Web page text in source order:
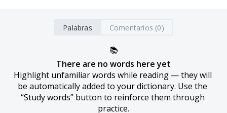
Palabras Comentarios (0)
📚
There are no words here yet
Highlight unfamiliar words while reading — they will
be automatically added to your dictionary. Use the
“Study words” button to reinforce them through
practice.